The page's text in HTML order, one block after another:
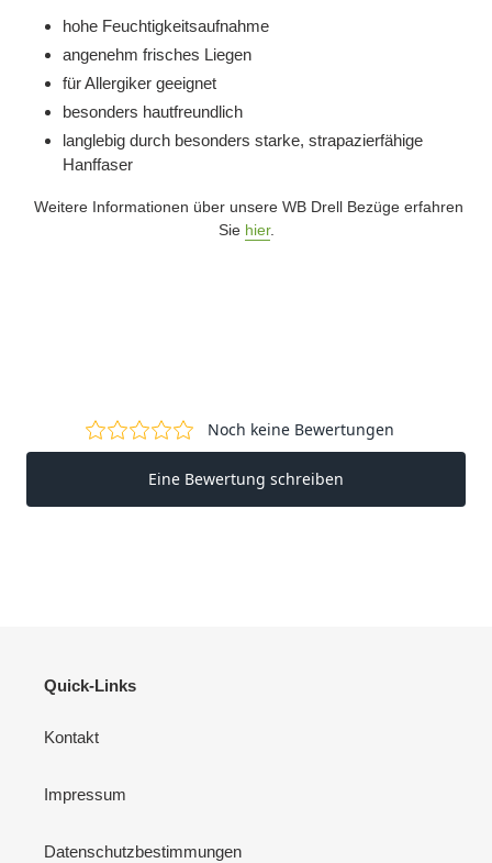
hohe Feuchtigkeitsaufnahme
angenehm frisches Liegen
für Allergiker geeignet
besonders hautfreundlich
langlebig durch besonders starke, strapazierfähige
Hanffaser
Weitere Informationen über unsere WB Drell Bezüge erfahren
Sie hier.
Quick-Links
Kontakt
Impressum
Datenschutzbestimmungen